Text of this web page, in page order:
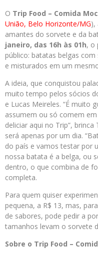
O Trip Food – Comida
União, Belo Horizonte/MG),
amantes do sorvete e da
janeiro, das 16h às 01h, o
público: batatas belgas
e misturados em um
A ideia, que conquistou
muito tempo pelos sócios
e Lucas Meireles. “É muito
assumem ou só comem
deliciar aqui no Trip”,
será apenas por um dia.
do país e vamos testar por
nossa batata é a belga, ou
dentro, o que combina de
completa.
Para quem quiser
pequena, a R$ 13, mas,
de sabores, pode pedir a
tamanhos levam o sorvete
Sobre o Trip Food –